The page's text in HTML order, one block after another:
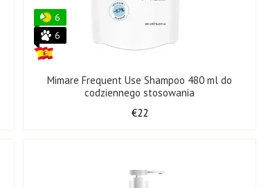
6
6
Mimare Frequent Use Shampoo 480 ml do
codziennego stosowania
€22